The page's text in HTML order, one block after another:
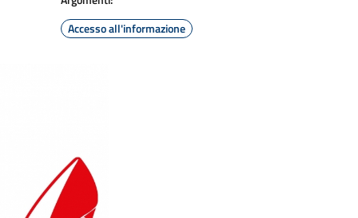
Accesso all'informazione